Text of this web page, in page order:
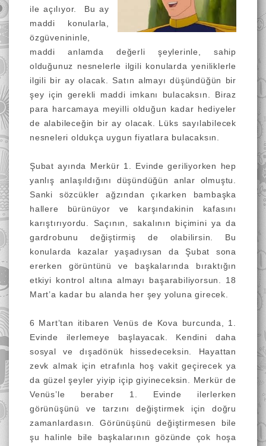
ile açılıyor. Bu ay
maddi konularla,
özgüvenininle,
maddi anlamda değerli şeylerinle, sahip
olduğunuz nesnelerle ilgili konularda yeniliklerle
ilgili bir ay olacak. Satın almayı düşündüğün bir
şey için gerekli maddi imkanı bulacaksın. Biraz
para harcamaya meyilli olduğun kadar hediyeler
de alabileceğin bir ay olacak. Lüks sayılabilecek
nesneleri oldukça uygun fiyatlara bulacaksın.
Şubat ayında Merkür 1. Evinde geriliyorken hep
yanlış anlaşıldığını düşündüğün anlar olmuştu.
Sanki sözcükler ağzından çıkarken bambaşka
hallere bürünüyor ve karşındakinin kafasını
karıştırıyordu. Saçının, sakalının biçimini ya da
gardrobunu değiştirmiş de olabilirsin. Bu
konularda kazalar yaşadıysan da Şubat sona
ererken görüntünü ve başkalarında bıraktığın
etkiyi kontrol altına almayı başarabiliyorsun. 18
Mart’a kadar bu alanda her şey yoluna girecek.
6 Mart’tan itibaren Venüs de Kova burcunda, 1.
Evinde ilerlemeye başlayacak. Kendini daha
sosyal ve dışadönük hissedeceksin. Hayattan
zevk almak için etrafınla hoş vakit geçirecek ya
da güzel şeyler yiyip içip giyineceksin. Merkür de
Venüs’le beraber 1. Evinde ilerlerken
görünüşünü ve tarzını değiştirmek için doğru
zamanlardasın. Görünüşünü değiştirmesen bile
şu halinle bile başkalarının gözünde çok hoşa